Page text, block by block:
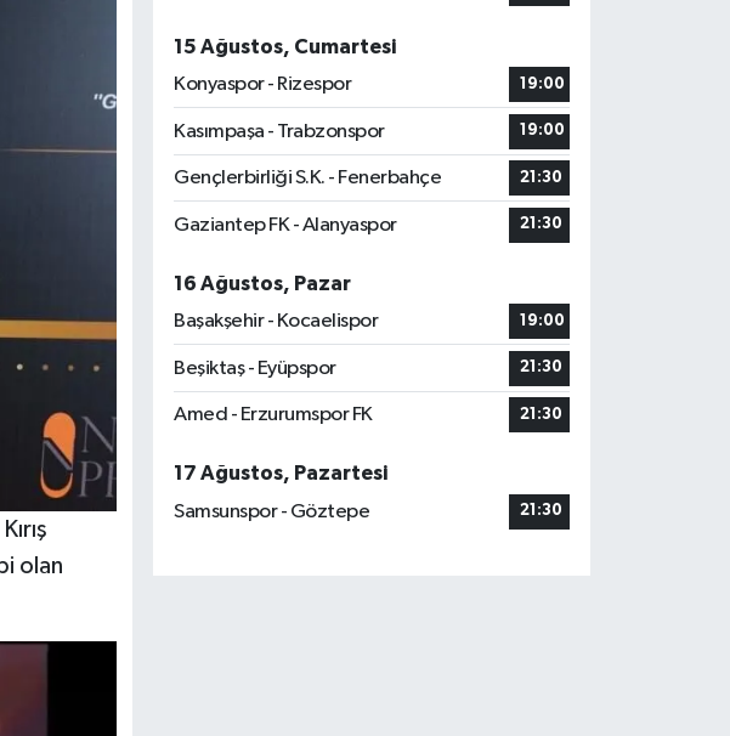
olan
15 Ağustos, Cumartesi
Konyaspor - Rizespor
19:00
Kasımpaşa - Trabzonspor 19:00
Gençlerbirliği S.K. - Fenerbahçe 21:30
Gaziantep FK - Alanyaspor 21:30
16 Ağustos, Pazar
Başakşehir - Kocaelispor
19:00
Beşiktaş - Eyüpspor 21:30
Amed - Erzurumspor FK 21:30
17 Ağustos, Pazartesi
Samsunspor - Göztepe
21:30